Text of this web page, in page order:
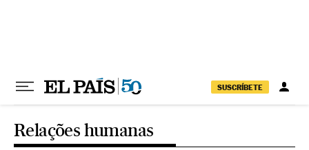
SUSCRÍBETE
Relações humanas